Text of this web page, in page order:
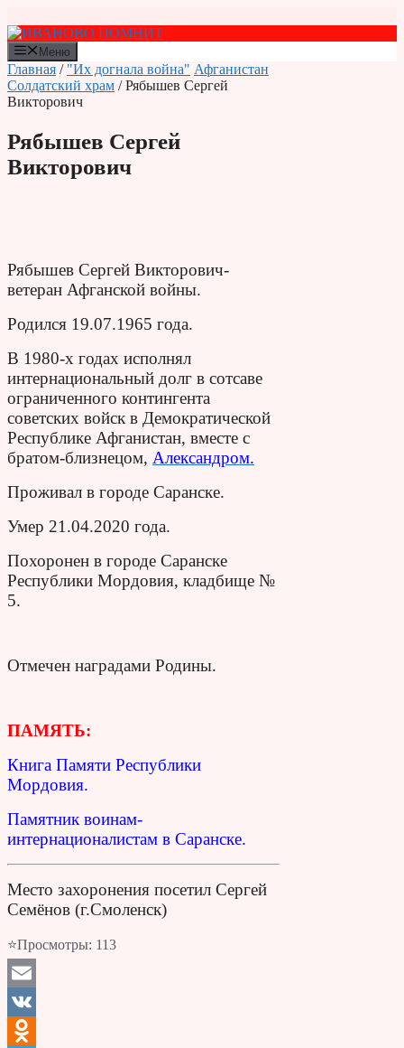
к
содержимому
Меню
Главная / "Их догнала война" Афганистан
Солдатский храм / Рябышев Сергей
Викторович
Рябышев Сергей
Викторович
Рябышев Сергей Викторович-
ветеран Афганской войны.
Родился 19.07.1965 года.
В 1980-х годах исполнял
интернациональный долг в сотсаве
ограниченного контингента
советских войск в Демократической
Республике Афганистан, вместе с
братом-близнецом, Александром.
Проживал в городе Саранске.
Умер 21.04.2020 года.
Похоронен в городе Саранске
Республики Мордовия, кладбище №
5.
Отмечен наградами Родины.
ПАМЯТЬ:
Книга Памяти Республики
Мордовия.
Памятник воинам-
интернационалистам в Саранске.
Место захоронения посетил Сергей
Семёнов (г.Смоленск)
⭐Просмотры: 113
Email
VK